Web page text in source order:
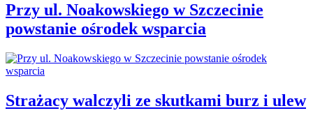
Przy ul. Noakowskiego w Szczecinie
powstanie ośrodek wsparcia
Strażacy walczyli ze skutkami burz i ulew